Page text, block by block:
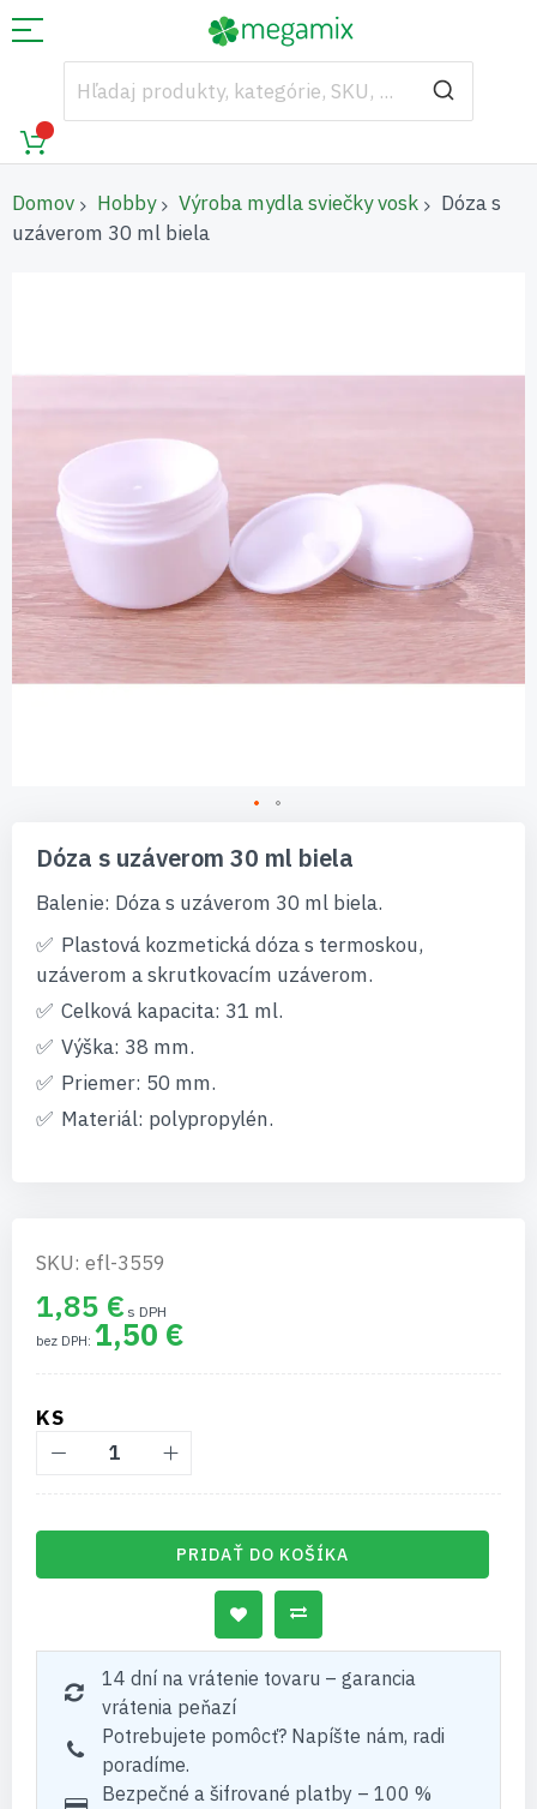
Domov Hobby Výroba mydla sviečky vosk
Dóza s
uzáverom 30 ml biela
začiatok
galérie
obrázkov
Dóza s uzáverom 30 ml biela
Balenie: Dóza s uzáverom 30 ml biela.
Plastová kozmetická dóza s termoskou,
uzáverom a skrutkovacím uzáverom.
Celková kapacita: 31 ml.
Výška: 38 mm.
Priemer: 50 mm.
Materiál: polypropylén.
SKU: efl-3559
1,85 €
1,50 €
KS
PRIDAŤ DO KOŠÍKA
14 dní na vrátenie tovaru – garancia
vrátenia peňazí
Potrebujete pomôcť? Napíšte nám, radi
poradíme.
Bezpečné a šifrované platby – 100 %